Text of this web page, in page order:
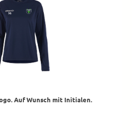
Auf Wunsch mit Initialen.